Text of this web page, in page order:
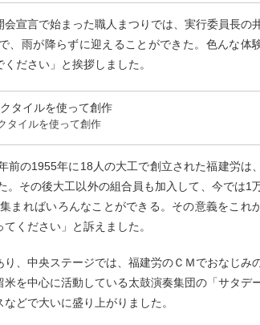
宣言で始まった職人まつりでは、実行委員長の
、雨が降らずに迎えることができた。色んな体
ださい」と挨拶しました。
タイルを使って創作
の1955年に18人の大工で創立された福建労は、
。その後大工以外の組合員も加入して、今では1
まればいろんなことができる。その意義をこれ
ください」と訴えました。
、中央ステージでは、福建労のＣＭでおなじみ
米を中心に活動している太鼓演奏集団の「サタデ
どで大いに盛り上がりました。